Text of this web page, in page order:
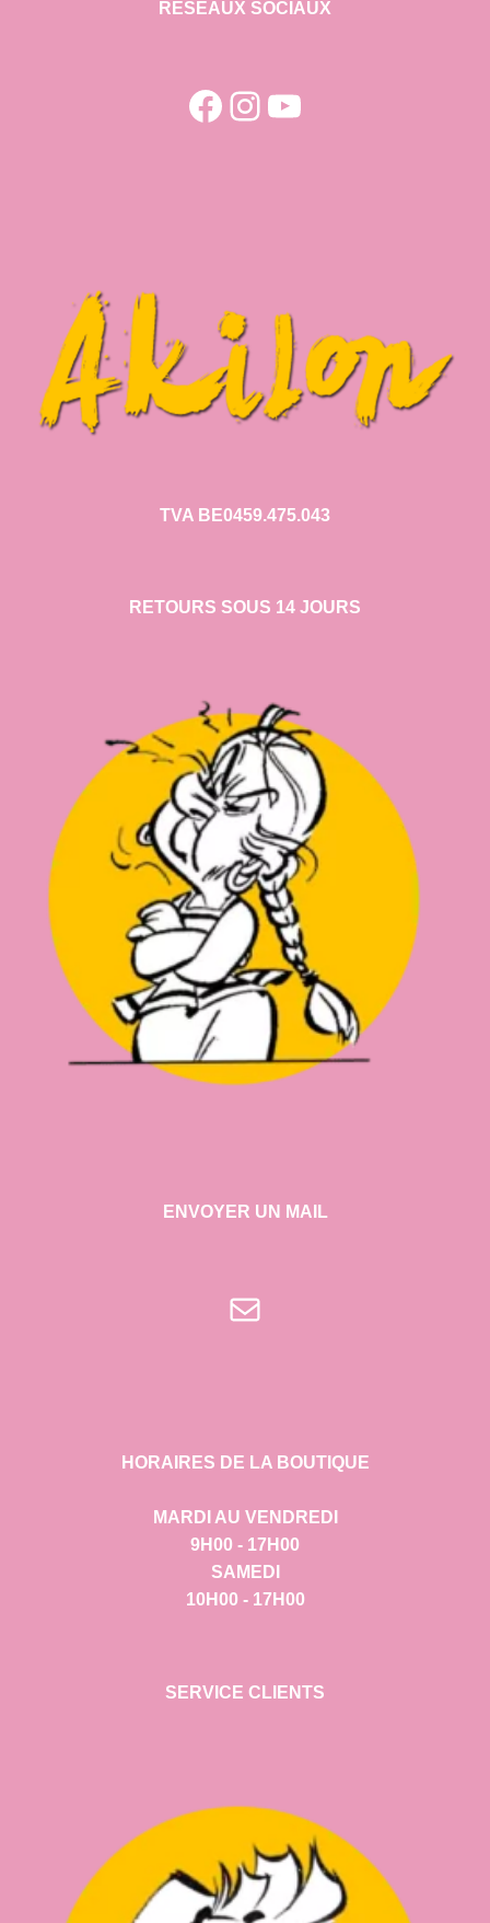
RESEAUX SOCIAUX
Facebook
Instagram
YouTube
TVA BE0459.475.043
RETOURS SOUS 14 JOURS
ENVOYER UN MAIL
E-mail
HORAIRES DE LA BOUTIQUE
MARDI AU VENDREDI
9H00 - 17H00
SAMEDI
10H00 - 17H00
SERVICE CLIENTS